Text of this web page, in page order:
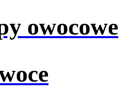
owocowe